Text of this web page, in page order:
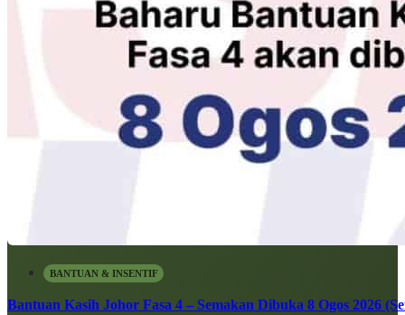
BANTUAN & INSENTIF
Bantuan Kasih Johor Fasa 4 – Semakan Dibuka 8 Ogos 2026